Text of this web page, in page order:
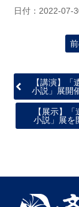
日付：2022-07-
【講演】
小説」展開
【展示】
小説」展を